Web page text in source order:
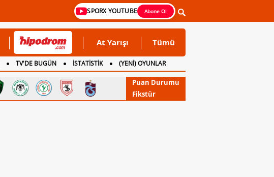
SPORX YOUTUBE Abone Ol
At Yarışı Tümü
TV'DE BUGÜN İSTATİSTİK
(YENİ) OYUNLAR
Puan Durumu
Fikstür